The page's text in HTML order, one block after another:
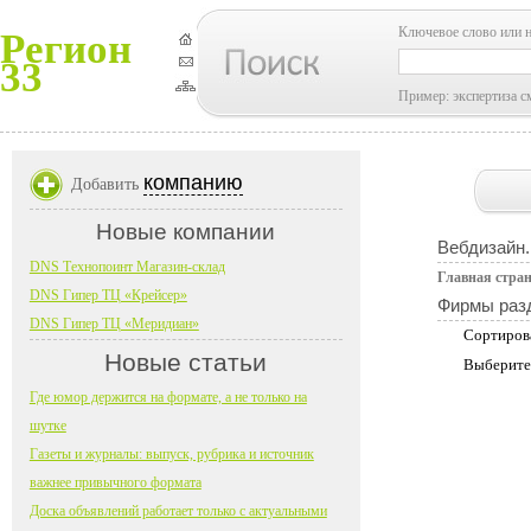
Регион
33
Ключевое слово или
Пример: экспертиза
Главная
Фирмы
Добавить компанию
Новые компании
DNS Технопоинт Магазин-склад
DNS Гипер ТЦ «Крейсер»
DNS Гипер ТЦ «Меридиан»
Новые статьи
Где юмор держится на формате, а не только на
шутке
Газеты и журналы: выпуск, рубрика и источник
важнее привычного формата
Доска объявлений работает только с актуальными